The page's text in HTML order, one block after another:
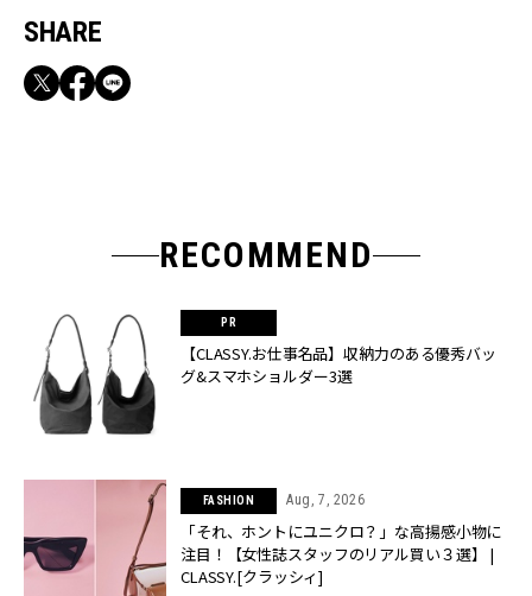
SHARE
RECOMMEND
【CLASSY.お仕事名品】収納力のある優秀バッ
グ&スマホショルダー3選
FASHION Aug, 7, 2026
「それ、ホントにユニクロ？」な高揚感小物に
注目！【女性誌スタッフのリアル買い３選】 |
CLASSY.[クラッシィ]